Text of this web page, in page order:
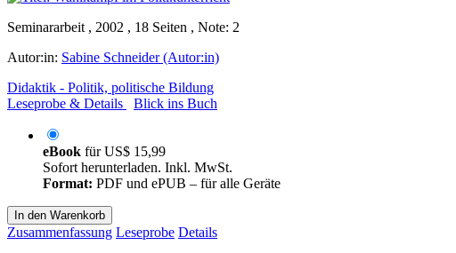
Seminararbeit , 2002 , 18 Seiten , Note: 2
Autor:in: Sabine Schneider (Autor:in)
Didaktik - Politik, politische Bildung
Leseprobe & Details
Blick ins Buch
eBook fürUS$ 15,99
Sofort herunterladen. Inkl. MwSt.
Format: PDF und ePUB – für alle Geräte
In den Warenkorb
Zusammenfassung Leseprobe Details